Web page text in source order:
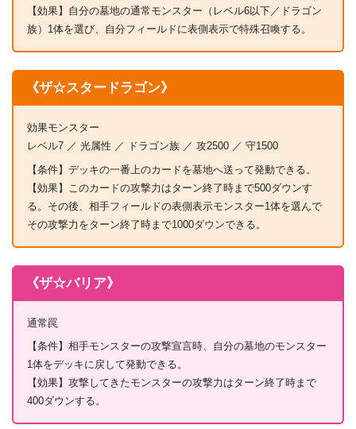
【効果】自分の墓地の通常モンスター（レベル6以下／ドラゴン
族）1体を選び、自分フィールドに表側表示で特殊召喚する。
《ザ☆スタードラゴン》
効果モンスター
レベル7 ／ 光属性 ／ ドラゴン族 ／ 攻2500 ／ 守1500
【条件】デッキの一番上のカードを墓地へ送って発動できる。
【効果】このカードの攻撃力はターン終了時まで500ダウンす
る。その後、相手フィールドの表側表示モンスター1体を選んで
その攻撃力をターン終了時まで1000ダウンできる。
《ザ☆バリア》
通常罠
【条件】相手モンスターの攻撃宣言時、自分の墓地のモンスター
1体をデッキに戻して発動できる。
【効果】攻撃してきたモンスターの攻撃力はターン終了時まで
400ダウンする。